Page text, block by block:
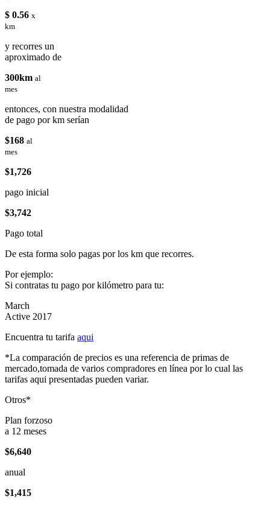
$ 0.56 x
km
y recorres un
aproximado de
300km al
mes
entonces, con nuestra modalidad
de pago por km serían
$168 al
mes
$1,726
pago inicial
$3,742
Pago total
De esta forma solo pagas por los km que recorres.
Por ejemplo:
Si contratas tu pago por kilómetro para tu:
March
Active 2017
Encuentra tu tarifa aqui
*La comparación de precios es una referencia de primas de
mercado,tomada de varios compradores en línea por lo cual las
tarifas aqui presentadas pueden variar.
Otros*
Plan forzoso
a 12 meses
$6,640
anual
$1,415